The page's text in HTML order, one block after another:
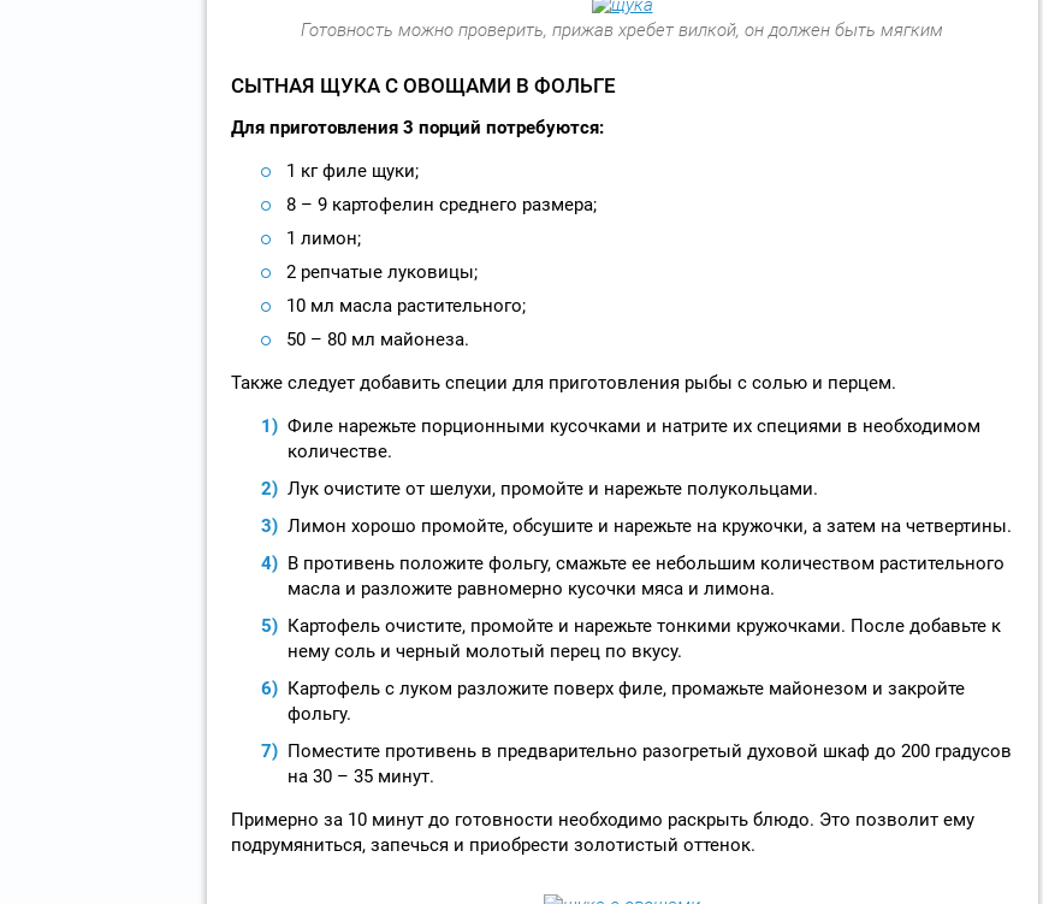
Готовность можно проверить, прижав хребет вилкой, он должен быть мягким
СЫТНАЯ ЩУКА С ОВОЩАМИ В ФОЛЬГЕ
Для приготовления 3 порций потребуются:
1 кг филе щуки;
8 – 9 картофелин среднего размера;
1 лимон;
2 репчатые луковицы;
10 мл масла растительного;
50 – 80 мл майонеза.
Также следует добавить специи для приготовления рыбы с солью и перцем.
Филе нарежьте порционными кусочками и натрите их специями в необходимом
количестве.
Лук очистите от шелухи, промойте и нарежьте полукольцами.
Лимон хорошо промойте, обсушите и нарежьте на кружочки, а затем на четвертины.
В противень положите фольгу, смажьте ее небольшим количеством растительного
масла и разложите равномерно кусочки мяса и лимона.
Картофель очистите, промойте и нарежьте тонкими кружочками. После добавьте к
нему соль и черный молотый перец по вкусу.
Картофель с луком разложите поверх филе, промажьте майонезом и закройте
фольгу.
Поместите противень в предварительно разогретый духовой шкаф до 200 градусов
на 30 – 35 минут.
Примерно за 10 минут до готовности необходимо раскрыть блюдо. Это позволит ему
подрумяниться, запечься и приобрести золотистый оттенок.